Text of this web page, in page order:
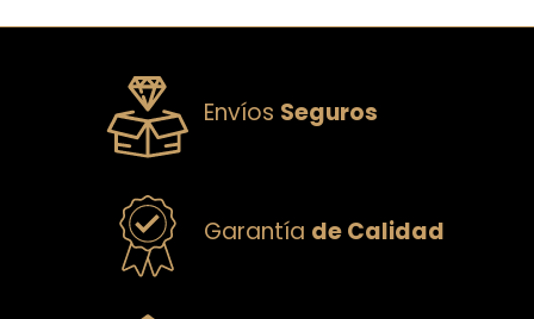
Envíos Seguros
Garantía de Calidad